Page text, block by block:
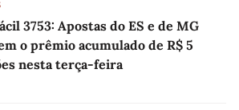
3753: Apostas do ES e de MG
o prêmio acumulado de R$ 5
nesta terça-feira